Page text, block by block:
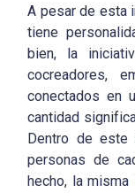
A pesar de esta
tiene
bien, la
cocreadores,
conectados en
cantidad
Dentro de este
personas de
hecho, la